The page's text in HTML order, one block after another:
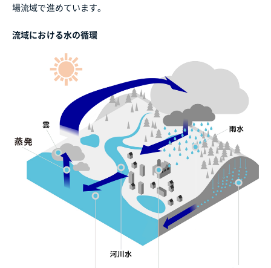
場流域で進めています。
流域における水の循環